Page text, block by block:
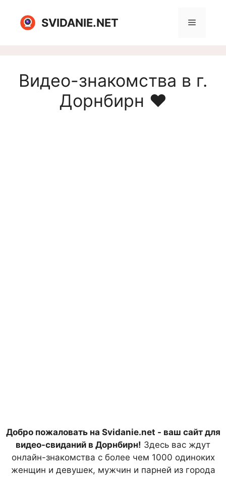
содержимому
SVIDANIE.NET Меню
Видео-знакомства в г.
Дорнбирн ❤️
Добро пожаловать на Svidanie.net - ваш сайт для
видео-свиданий в Дорнбирн! Здесь вас ждут
онлайн-знакомства с более чем 1000 одиноких
женщин и девушек, мужчин и парней из города